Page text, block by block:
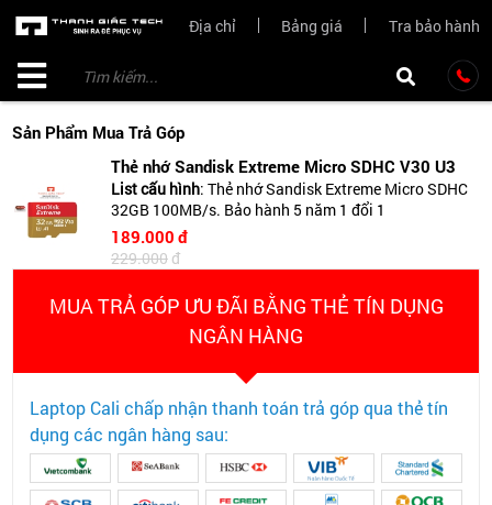
Địa chỉ Bảng giá Tra bảo hành
Sản Phẩm Mua Trả Góp
Thẻ nhớ Sandisk Extreme Micro SDHC V30 U3
List cấu hình: Thẻ nhớ Sandisk Extreme Micro SDHC
32GB 100MB/s. Bảo hành 5 năm 1 đổi 1
189.000 đ
229.000 đ
MUA TRẢ GÓP ƯU ĐÃI BẰNG THẺ TÍN DỤNG
NGÂN HÀNG
Laptop Cali chấp nhận thanh toán trả góp qua thẻ tín
dụng các ngân hàng sau: